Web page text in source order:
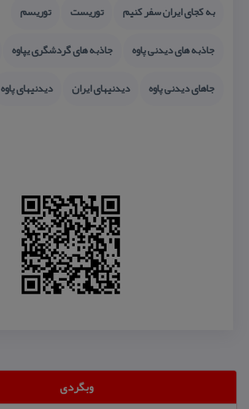
به كجای ایران سفر كنیم توریست
توریسم
جاذبه های دیدنی پاوه
جاذبه های گردشگری یپاوه
جاهای دیدنی پاوه
دیدنیهای ایران دیدنیهای پاوه
وبگردی